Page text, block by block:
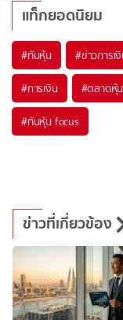
แท็กยอดนิยม
#ทันหุ้น #ข่าวการเ
#การเงิน #ตลาดหุ้น
#ทันหุ้น focus
ข่าวที่เกี่ยวข้อง